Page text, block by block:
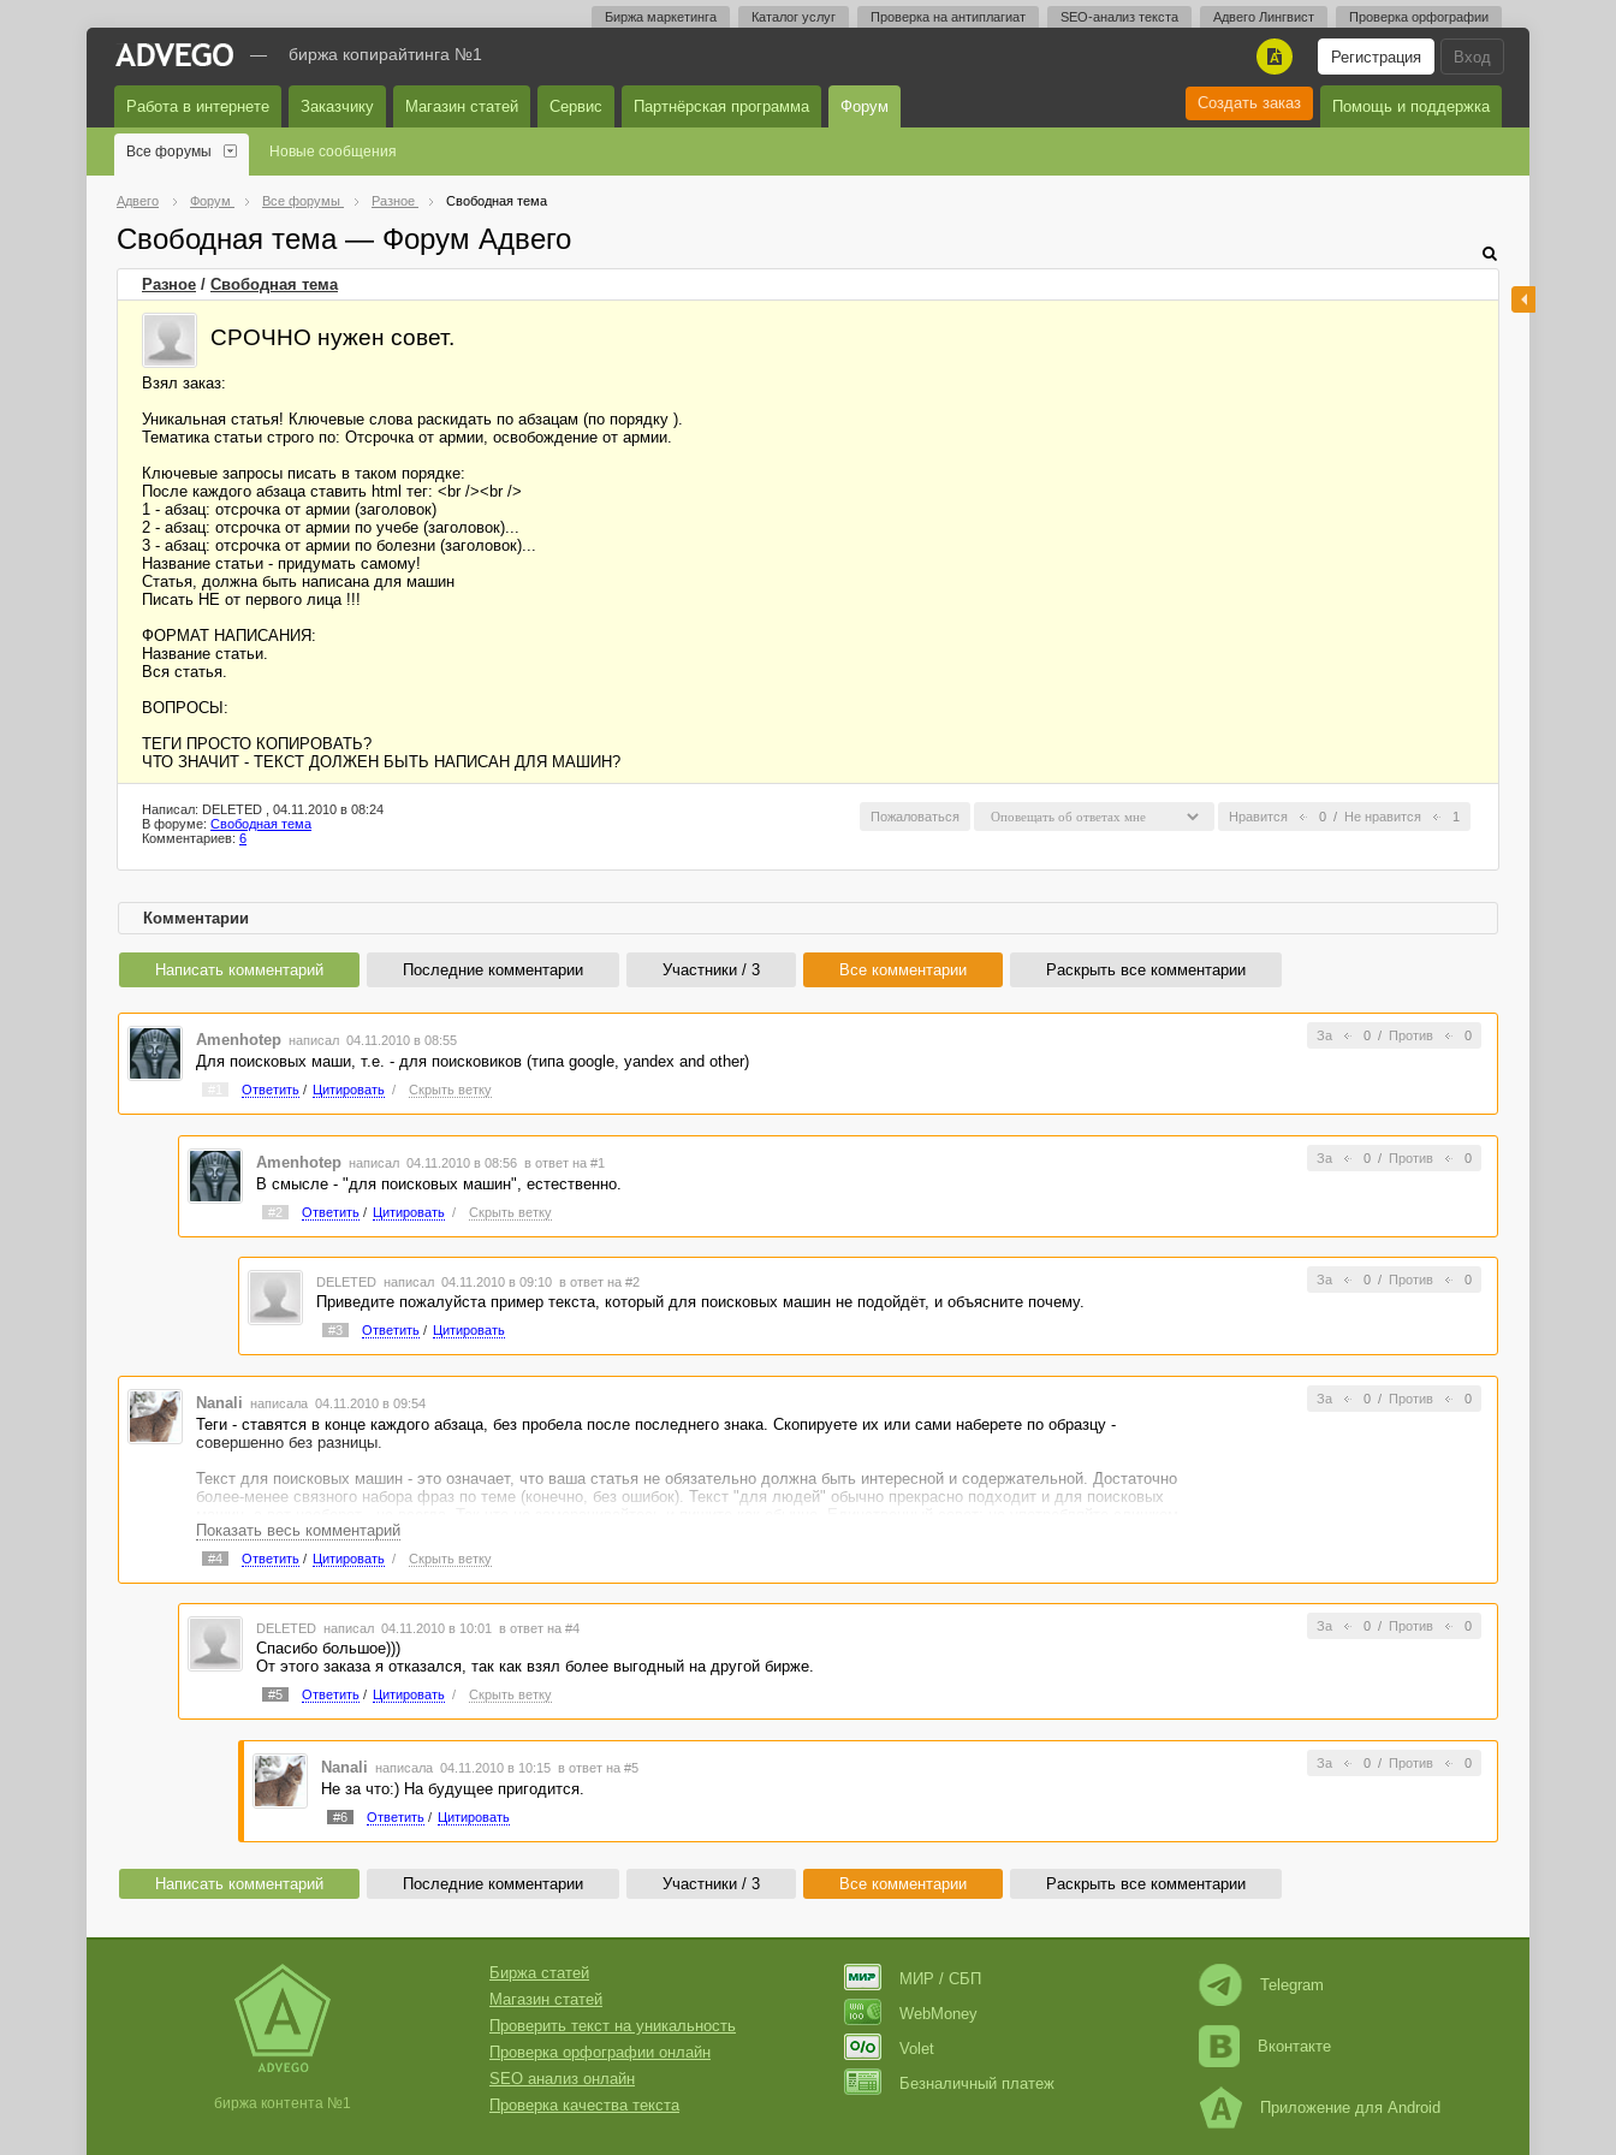
Биржа маркетинга Каталог услуг Проверка на антиплагиат SEO-анализ текста Адвего Лингвист Проверка орфографии
Вход
Регистрация
A
— биржа копирайтинга №1
Работа в интернете Заказчику Магазин статей Сервис Партнёрская программа Форум Помощь и поддержка
Создать заказ
Все форумы Новые сообщения
Адвего Форум Все форумы Разное Свободная тема
Свободная тема — Форум Адвего
Разное / Свободная тема
СРОЧНО нужен совет.
Взял заказ:
Уникальная статья! Ключевые слова раскидать по абзацам (по порядку ).
Тематика статьи строго по: Отсрочка от армии, освобождение от армии.
Ключевые запросы писать в таком порядке:
После каждого абзаца ставить html тег: <br /><br />
1 - абзац: отсрочка от армии (заголовок)
2 - абзац: отсрочка от армии по учебе (заголовок)...
3 - абзац: отсрочка от армии по болезни (заголовок)...
Название статьи - придумать самому!
Статья, должна быть написана для машин
Писать НЕ от первого лица !!!
ФОРМАТ НАПИСАНИЯ:
Название статьи.
Вся статья.
ВОПРОСЫ:
ТЕГИ ПРОСТО КОПИРОВАТЬ?
ЧТО ЗНАЧИТ - ТЕКСТ ДОЛЖЕН БЫТЬ НАПИСАН ДЛЯ МАШИН?
Нравится 0 / Не нравится 1
Пожаловаться
Написал: DELETED , 04.11.2010 в 08:24
В форуме: Свободная тема
Комментариев: 6
Комментарии
Написать комментарий Последние комментарии Участники / 3 Все комментарии Раскрыть все комментарии
За 0/ Против 0
Amenhotep написал 04.11.2010 в 08:55
Для поисковых маши, т.е. - для поисковиков (типа google, yandeх and other)
Ответить/ Цитировать / Скрыть ветку
За 0/ Против 0
Amenhotep написал 04.11.2010 в 08:56 в ответ на #1
В смысле - "для поисковых машин", естественно.
#2 Ответить/ Цитировать / Скрыть ветку
За 0/ Против 0
DELETED написал 04.11.2010 в 09:10 в ответ на #2
Приведите пожалуйста пример текста, который для поисковых машин не подойдёт, и объясните почему.
#3 Ответить/ Цитировать
За 0/ Против 0
Nanali написала 04.11.2010 в 09:54
Теги - ставятся в конце каждого абзаца, без пробела после последнего знака. Скопируете их или сами наберете по образцу -
совершенно без разницы.
Текст для поисковых машин - это означает, что ваша статья не обязательно должна быть интересной и содержательной. Достаточно
более-менее связного набора фраз по теме (конечно, без ошибок). Текст "для людей" обычно прекрасно подходит и для поисковых
длинные предложения, а ключевик ставьте в середине предложения, а не в самом конце или начале.
Показать весь комментарий
#4 Ответить/ Цитировать / Скрыть ветку
За 0/ Против 0
DELETED написал 04.11.2010 в 10:01 в ответ на #4
Спасибо большое)))
От этого заказа я отказался, так как взял более выгодный на другой бирже.
#5 Ответить/ Цитировать / Скрыть ветку
За 0/ Против 0
Nanali написала 04.11.2010 в 10:15 в ответ на #5
Не за что:) На будущее пригодится.
#6 Ответить/ Цитировать
Написать комментарий Последние комментарии Участники / 3 Все комментарии Раскрыть все комментарии
биржа контента №1
Биржа статей
Магазин статей
Проверить текст на уникальность
Проверка орфографии онлайн
SEO анализ онлайн
Проверка качества текста
МИР / СБП
WebMoney
Volet
Безналичный платеж
Telegram
Вконтакте
Приложение для Android